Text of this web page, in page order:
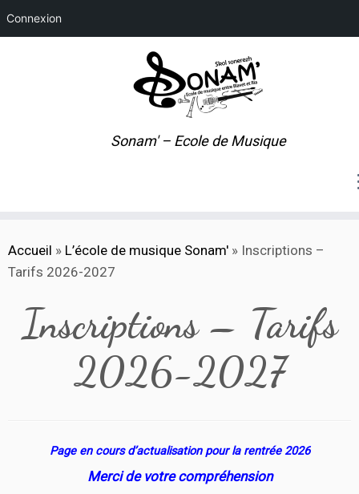
Connexion
au
contenu
Sonam' – Ecole de Musique
Accueil » L’école de musique Sonam' » Inscriptions –
Tarifs 2026-2027
Inscriptions – Tarifs
2026-2027
Page en cours d’actualisation pour la rentrée 2026
Merci de votre compréhension